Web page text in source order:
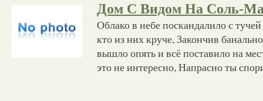
Дом С Видом На Соль-
Облако в небе поскандалило с
кто из них круче, Закончив
вышло опять и всё поставило на
это не интересно, Напрасно ты